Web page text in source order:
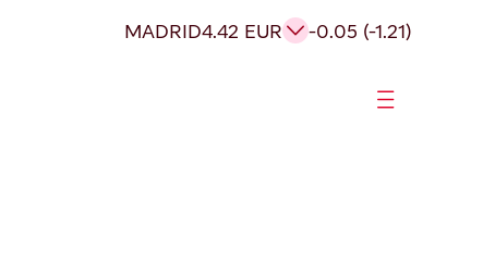
MADRID4.42 EUR -0.05 (-1.21)